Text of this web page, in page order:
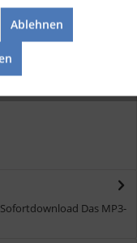
Das MP3-
Ablehnen